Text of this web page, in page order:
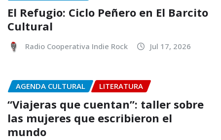
El Refugio: Ciclo Peñero en El Barcito
Cultural
Radio Cooperativa Indie Rock Jul 17, 2026
AGENDA CULTURAL LITERATURA
“Viajeras que cuentan”: taller sobre
las mujeres que escribieron el
mundo